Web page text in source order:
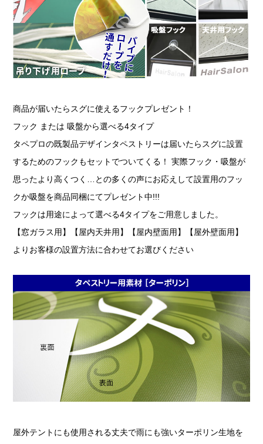
商品が届いたらスグに使えるフックプレゼント！
フック または 吸盤から選べる4タイプ
タペプロの既製品デザインタペストリーは届いたらスグに設置
するためのフックもセットでついてくる！ 実際フック・吸盤が
思ったより高くつく…との多くの声にお応えして設置用のフッ
クか吸盤を商品同梱にてプレゼント中!!!
フックは用途によって選べる4タイプをご用意しました。
【窓ガラス用】【屋内天井用】【屋内壁面用】【屋外壁面用】
よりお客様の設置方法に合わせてお選びください
屋外テントにも使用される丈夫で雨にも強いターポリン生地を